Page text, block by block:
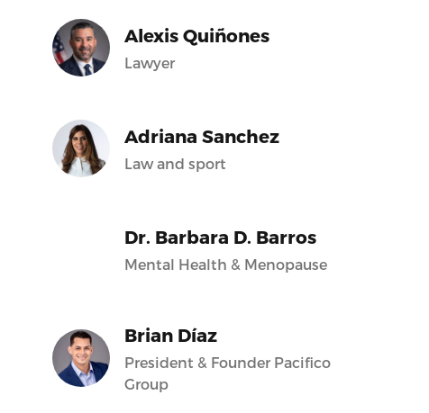
Alexis Quiñones
Lawyer
Adriana Sanchez
Law and sport
Dr. Barbara D. Barros
Mental Health & Menopause
Brian Díaz
President & Founder Pacifico
Group